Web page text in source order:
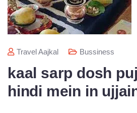
Travel Aajkal Bussiness
kaal sarp dosh
hindi mein in